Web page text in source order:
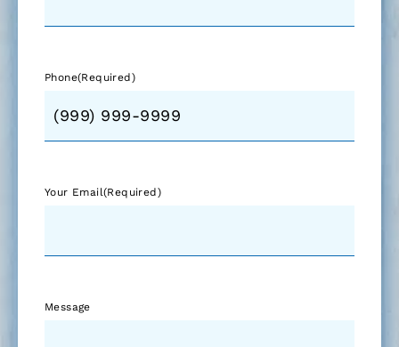
Phone(Required)
Your Email(Required)
Message